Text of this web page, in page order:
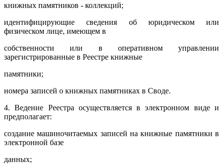
книжных памятников - коллекций;
идентифицирующие сведения об юридическом или
физическом лице, имеющем в
собственности или в оперативном управлении
зарегистрированные в Реестре книжные
памятники;
номера записей о книжных памятниках в Своде.
4. Ведение Реестра осуществляется в электронном виде и
предполагает:
создание машиночитаемых записей на книжные памятники в
электронной базе
данных;